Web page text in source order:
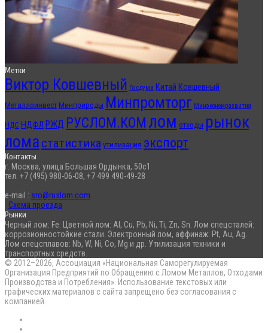
Метки
Виктор Ковшевный Госдума Китай Ковшевный
Металлоинвест Минприроды Минпромторг Минэкономразвития
НДС НДФЛ РЖД РУСЛОМ.КОМ лом отходы рынок
лома статистика утилизация экспорт
Контакты
г. Москва, улица Большая Ордынка, 50с1
тел. +7 (495) 980-06-08, +7 499 490-49-28
e-mail : sro@ruslom.com
Схема проезда
Рынки
Черный лом: Fe. Цветной лом: Al, Cu, Pb, Ni, Ti, Zn, Sn. Лом спецсталей:
коррозионностойкие стали. Электронный лом, аффинаж: Pt, Au, Ag.
Лом спецсплавов: Nb, W, Ni, Co, Mg и др. Утилизация техники и
транспортных средств.
© 2012–2026, Ассоциация «Национальная Саморегулируемая
Организация Предприятий по Обращению с Ломом Металлов, Отходами
Производства и Потребления». Использование текстовых или
графических материалов с сайта запрещено без согласования с
компанией.